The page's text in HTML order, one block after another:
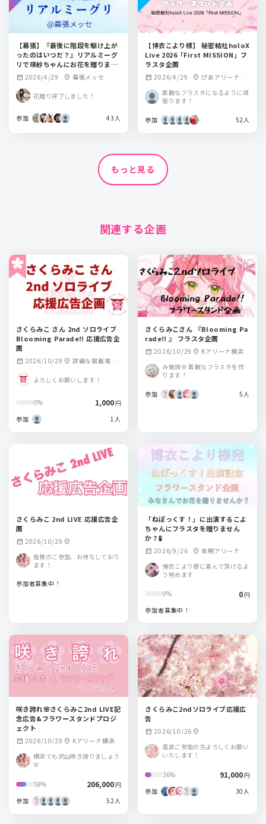
【幕張】『最後に階段を駆け上が
ったのはいつだ？』リアルミーグ
リで瑛紗ちゃんにお花を贈りませ
んか？
calendar_month 2026/4/29 location_on 幕張メッセ
花贈り完了しました！
参加 43人
【博衣こより様】 秘密結社holoX
Live 2026「First MISSION」フ
ラスタ企画
calendar_month 2026/4/29 location_on ぴあアリーナM
素敵なフラスタになるように頑
張ります！
参加 52人
もっと見る
関連する企画
さくらみこ さん 2nd ソロライブ
Blooming Parade!! 応援広告企
画
calendar_month 2026/10/29 location_on 詳細な掲載場所
ます
よろしくお願いします！
0% 1,000円
参加
1人
さくらみこさん 『Blooming Pa
rade!! 』 フラスタ企画
calendar_month 2026/10/29 location_on Kアリーナ横浜
み俺誇🌸 素敵なフラスタを作
ります！
参加 5人
さくらみこ 2nd LIVE 応援広告企
画
calendar_month 2026/10/29 location_on
皆様のご参加、お待ちしており
ます！
参加者募集中！
「ねぽっくす！」に出演するこよ
ちゃんにフラスタを贈りません
か？🧪
calendar_month 2026/9/26 location_on 有明アリーナ
博衣こより様に喜んで頂けるよ
う努めます
0% 0円
参加者募集中！
咲き誇れ🌸さくらみこ2nd LIVE記
念広告&フラワースタンドプロジ
ェクト
calendar_month 2026/10/29 location_on Kアリーナ横浜
横浜でも沢山咲き誇りましょう
🌸
58% 206,000円
参加
52人
さくらみこ2ndソロライブ応援広
告
calendar_month 2026/10/26 location_on
是非ご参加の方よろしくお願い
いたします！
36% 91,000円
参加
30人